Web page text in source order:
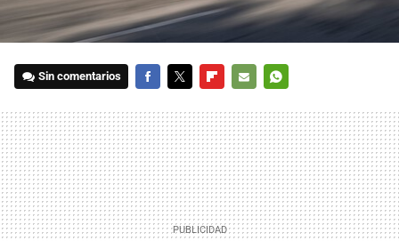
Sin comentarios
MAIL